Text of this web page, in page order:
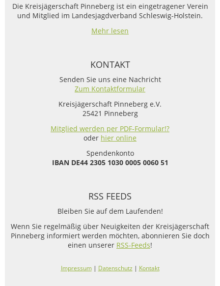
Die Kreisjägerschaft Pinneberg ist ein eingetragener Verein
und Mitglied im Landesjagdverband Schleswig-Holstein.
Mehr lesen
KONTAKT
Senden Sie uns eine Nachricht
Zum Kontaktformular
Kreisjägerschaft Pinneberg e.V.
25421 Pinneberg
Mitglied werden per PDF-Formular!?
oder hier online
Spendenkonto
IBAN DE44 2305 1030 0005 0060 51
RSS FEEDS
Bleiben Sie auf dem Laufenden!
Wenn Sie regelmäßig über Neuigkeiten der Kreisjägerschaft
Pinneberg informiert werden möchten, abonnieren Sie doch
einen unserer RSS-Feeds!
Impressum| Datenschutz | Kontakt